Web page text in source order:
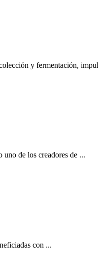
y fermentación,
de los creadores de ...
con ...